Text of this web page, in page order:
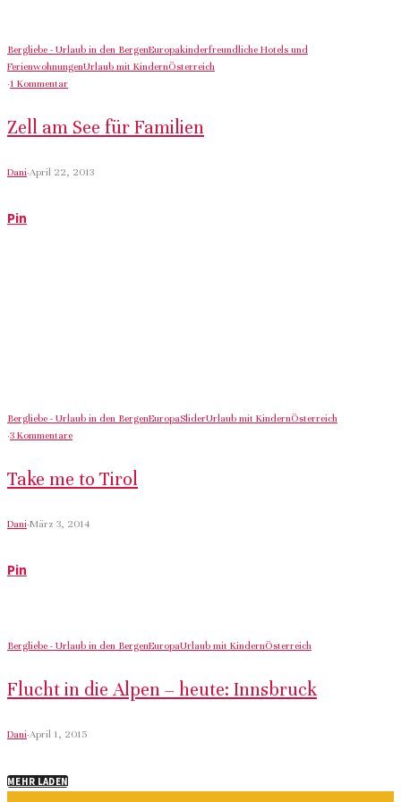
Bergliebe - Urlaub in den BergenEuropakinderfreundliche Hotels und
FerienwohnungenUrlaub mit KindernÖsterreich
·1 Kommentar
Zell am See für Familien
Dani·April 22, 2013
Pin
Bergliebe - Urlaub in den BergenEuropaSliderUrlaub mit KindernÖsterreich
·3 Kommentare
Take me to Tirol
Dani·März 3, 2014
Pin
Bergliebe - Urlaub in den BergenEuropaUrlaub mit KindernÖsterreich
Flucht in die Alpen – heute: Innsbruck
Dani·April 1, 2015
MEHR LADEN